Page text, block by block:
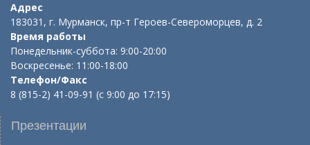
Адрес
183031, г. Мурманск, пр-т Героев-Североморцев, д. 2
Время работы
Понедельник-суббота: 9:00-20:00
Воскресенье: 11:00-18:00
Телефон/Факс
8 (815-2) 41-09-91 (с 9:00 до 17:15)
Презентации